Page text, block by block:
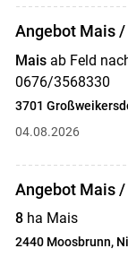
Angebot Mais /
Maisab Feld
0676/3568330
3701
04.08.2026
Angebot Mais
8ha Mais
2440 Moosbrunn,